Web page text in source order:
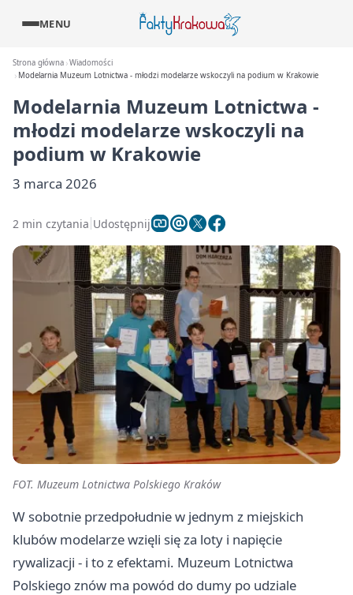
MENU
Strona główna Wiadomości
Modelarnia Muzeum Lotnictwa - młodzi modelarze wskoczyli na podium w Krakowie
Modelarnia Muzeum Lotnictwa -
młodzi modelarze wskoczyli na
podium w Krakowie
3 marca 2026
2 min czytania Udostępnij
FOT. Muzeum Lotnictwa Polskiego Kraków
W sobotnie przedpołudnie w jednym z miejskich
klubów modelarze wzięli się za loty i napięcie
rywalizacji - i to z efektami. Muzeum Lotnictwa
Polskiego znów ma powód do dumy po udziale